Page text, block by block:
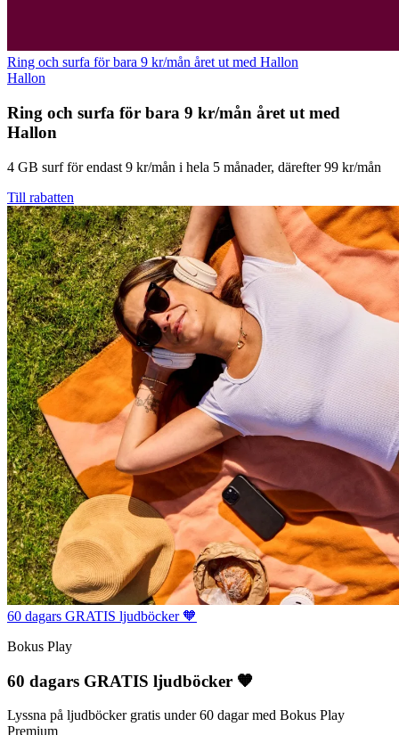
Ring och surfa för bara 9 kr/mån året ut med Hallon
Hallon
Ring och surfa för bara 9 kr/mån året ut med
Hallon
4 GB surf för endast 9 kr/mån i hela 5 månader, därefter 99 kr/mån
Till rabatten
60 dagars GRATIS ljudböcker 🧡
Bokus Play
60 dagars GRATIS ljudböcker 🧡
Lyssna på ljudböcker gratis under 60 dagar med Bokus Play
Premium